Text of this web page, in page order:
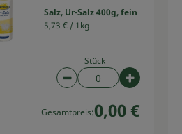
Salz, Ur-Salz 400g, fein
5,73 € / 1kg
Stück
Artikelanzahl
Gesamtpreis:0,00 €